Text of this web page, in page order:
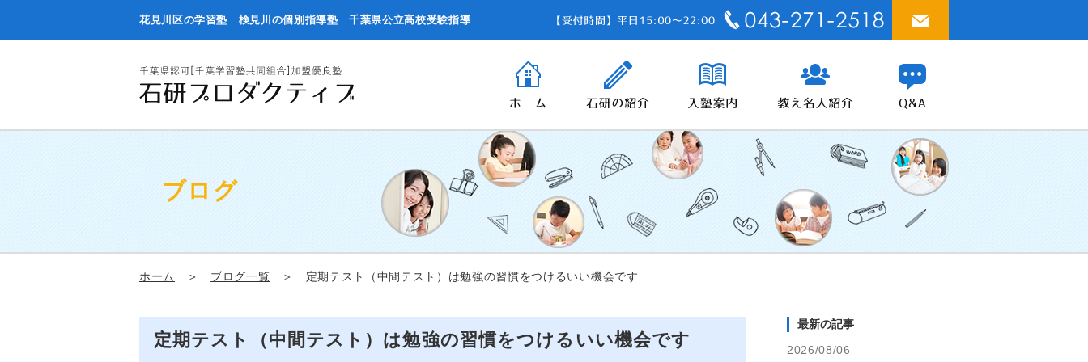
花見川区の学習塾 検見川の個別指導塾 千葉県公立高校受験指導
ブログ
ホーム ＞ ブログ一覧 ＞ 定期テスト（中間テスト）は勉強の習慣をつけるいい機会です
定期テスト（中間テスト）は勉強の習慣をつけるいい機会です
最新の記事
2026/08/06